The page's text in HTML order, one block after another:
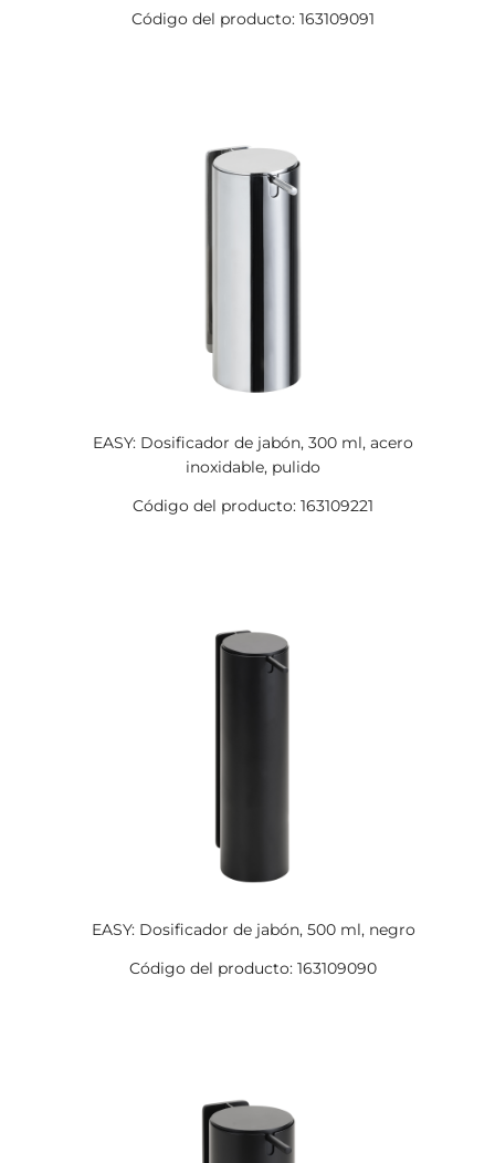
Código del producto: 163109091
EASY: Dosificador de jabón, 300 ml, acero
inoxidable, pulido
Código del producto: 163109221
EASY: Dosificador de jabón, 500 ml, negro
Código del producto: 163109090